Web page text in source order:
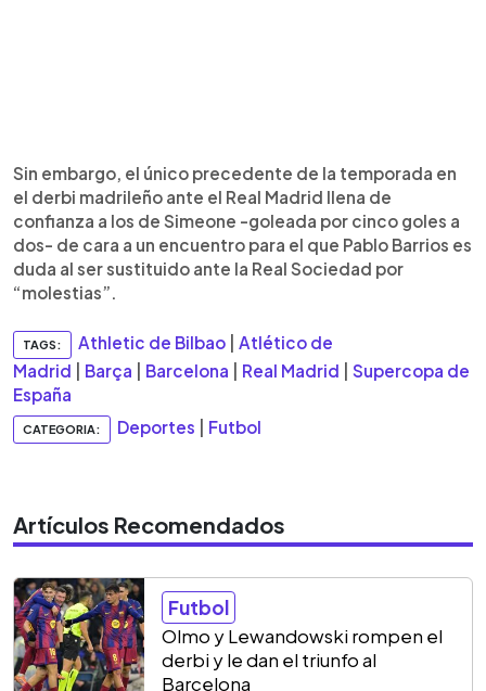
Sin embargo, el único precedente de la temporada en
el derbi madrileño ante el Real Madrid llena de
confianza a los de Simeone -goleada por cinco goles a
dos- de cara a un encuentro para el que Pablo Barrios es
duda al ser sustituido ante la Real Sociedad por
“molestias”.
TAGS: Athletic de Bilbao
Atlético de
Madrid
Barça Barcelona Real Madrid
Supercopa de
España
CATEGORIA: Deportes Futbol
Artículos Recomendados
Futbol
Olmo y Lewandowski rompen el
derbi y le dan el triunfo al
Barcelona